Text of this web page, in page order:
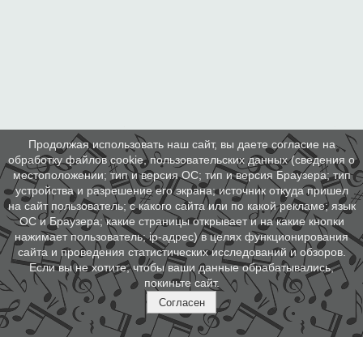
Продолжая использовать наш сайт, вы даете согласие на
обработку файлов cookie, пользовательских данных (сведения о
местоположении; тип и версия ОС; тип и версия Браузера; тип
устройства и разрешение его экрана; источник откуда пришел
на сайт пользователь; с какого сайта или по какой рекламе; язык
ОС и Браузера; какие страницы открывает и на какие кнопки
нажимает пользователь; ip-адрес) в целях функционирования
сайта и проведения статистических исследований и обзоров.
Если вы не хотите, чтобы ваши данные обрабатывались,
покиньте сайт.
Согласен